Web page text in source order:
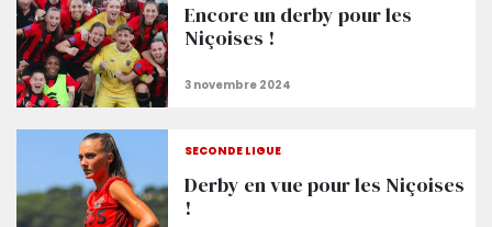
Encore un derby pour les
Niçoises !
SECONDE LIGUE
Derby en vue pour les Niçoises
!